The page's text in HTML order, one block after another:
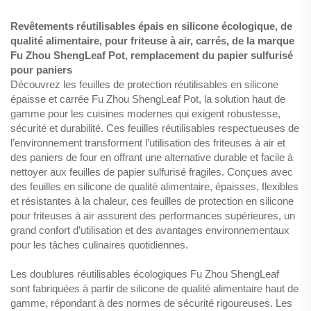
Revêtements réutilisables épais en silicone écologique, de
qualité alimentaire, pour friteuse à air, carrés, de la marque
Fu Zhou ShengLeaf Pot, remplacement du papier sulfurisé
pour paniers
Découvrez les feuilles de protection réutilisables en silicone
épaisse et carrée Fu Zhou ShengLeaf Pot, la solution haut de
gamme pour les cuisines modernes qui exigent robustesse,
sécurité et durabilité. Ces feuilles réutilisables respectueuses de
l’environnement transforment l’utilisation des friteuses à air et
des paniers de four en offrant une alternative durable et facile à
nettoyer aux feuilles de papier sulfurisé fragiles. Conçues avec
des feuilles en silicone de qualité alimentaire, épaisses, flexibles
et résistantes à la chaleur, ces feuilles de protection en silicone
pour friteuses à air assurent des performances supérieures, un
grand confort d’utilisation et des avantages environnementaux
pour les tâches culinaires quotidiennes.
Les doublures réutilisables écologiques Fu Zhou ShengLeaf
sont fabriquées à partir de silicone de qualité alimentaire haut de
gamme, répondant à des normes de sécurité rigoureuses. Les